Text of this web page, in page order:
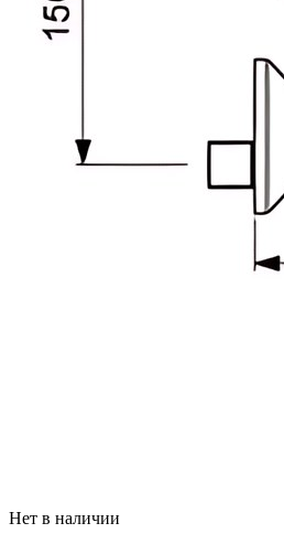
Нет в наличии